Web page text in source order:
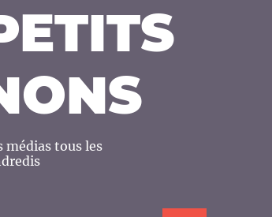
médias tous les